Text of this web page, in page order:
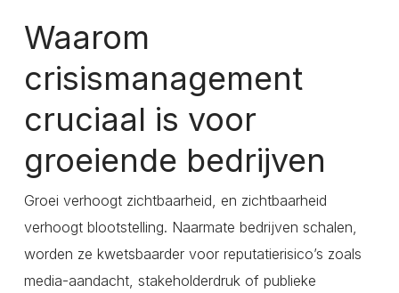
Waarom
crisismanagement
cruciaal is voor
groeiende bedrijven
Groei verhoogt zichtbaarheid, en zichtbaarheid
verhoogt blootstelling. Naarmate bedrijven schalen,
worden ze kwetsbaarder voor reputatierisico’s zoals
media-aandacht, stakeholderdruk of publieke